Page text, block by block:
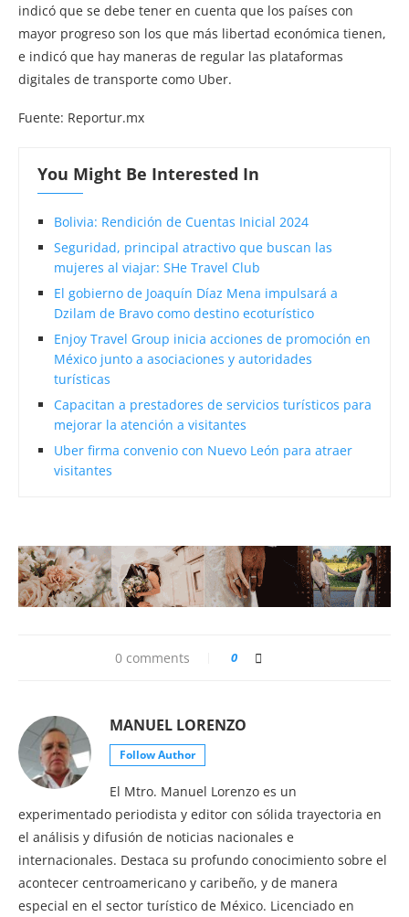
indicó que se debe tener en cuenta que los países con
mayor progreso son los que más libertad económica tienen,
e indicó que hay maneras de regular las plataformas
digitales de transporte como Uber.
Fuente: Reportur.mx
You Might Be Interested In
Bolivia: Rendición de Cuentas Inicial 2024
Seguridad, principal atractivo que buscan las
mujeres al viajar: SHe Travel Club
El gobierno de Joaquín Díaz Mena impulsará a
Dzilam de Bravo como destino ecoturístico
Enjoy Travel Group inicia acciones de promoción en
México junto a asociaciones y autoridades
turísticas
Capacitan a prestadores de servicios turísticos para
mejorar la atención a visitantes
Uber firma convenio con Nuevo León para atraer
visitantes
0 comments 0
MANUEL LORENZO
Follow Author
El Mtro. Manuel Lorenzo es un
experimentado periodista y editor con sólida trayectoria en
el análisis y difusión de noticias nacionales e
internacionales. Destaca su profundo conocimiento sobre el
acontecer centroamericano y caribeño, y de manera
especial en el sector turístico de México. Licenciado en